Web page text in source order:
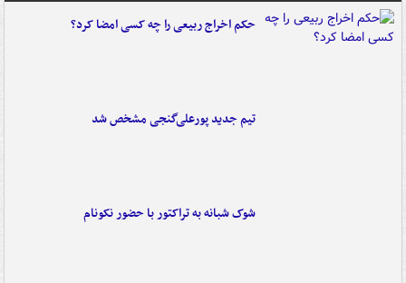
حکم اخراج ربیعی را چه کسی امضا کرد؟
تیم جدید پورعلی‌گنجی مشخص شد
شوک شبانه به تراکتور با حضور نکونام